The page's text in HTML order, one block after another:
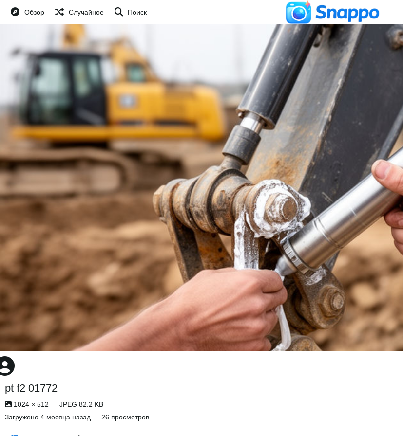
Обзор Случайное Поиск
pt f2 01772
1024 × 512 — JPEG 82.2 KB
Загружено 4 месяца назад — 26 просмотров